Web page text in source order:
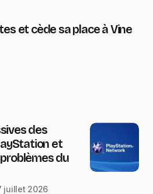
et cède sa place à Vine
des
et
du
juillet 2026